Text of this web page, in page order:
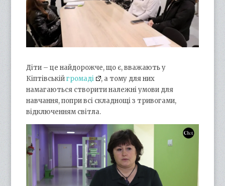
Діти – це найдорожче, що є, вважають у
Кіптівськійгромаді
, а тому для них
намагаються створити належні умови для
навчання, попри всі складнощі з тривогами,
відключенням світла.